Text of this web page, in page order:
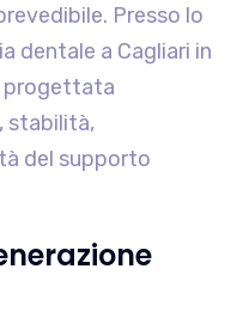
Presso lo
dentale a Cagliari in
progettata
stabilità,
del supporto